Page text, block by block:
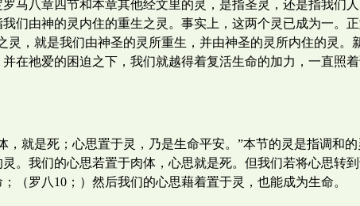
马八章四节和本章其他经文里的灵，是指圣灵，还是指我们
们由神的灵内住的重生之灵。事实上，这两个灵已成为一。
灵，就是我们由神圣的灵所重生，并由神圣的灵所内住的灵
在祂爱的困迫之下，我们就越得着复活生命的加力，一直照
，就是死；心思置于灵，乃是生命平安。”本节的灵是指调和
。我们的心思若置于肉体，心思就是死。但我们若将心思转
（罗八10；）然后我们的心思藉着置于灵，也能成为生命。